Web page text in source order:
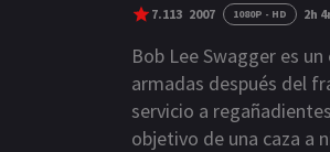
7.113 2007 1080P - HD 2h
Bob Lee Swagger es
armadas después del
servicio a
objetivo de una caza a